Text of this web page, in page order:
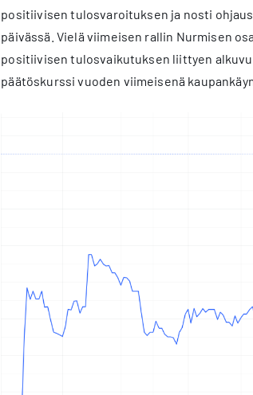
positiivisen tulosvaroituksen ja nosti
päivässä. Vielä viimeisen rallin Nurmisen
positiivisen tulosvaikutuksen liittyen
päätöskurssi vuoden viimeisenä